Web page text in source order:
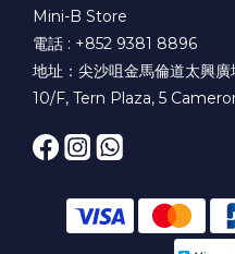
Mini-B Store
電話 : +852 9381 8896
地址：尖沙咀金馬倫道太興
10/F, Tern Plaza, 5